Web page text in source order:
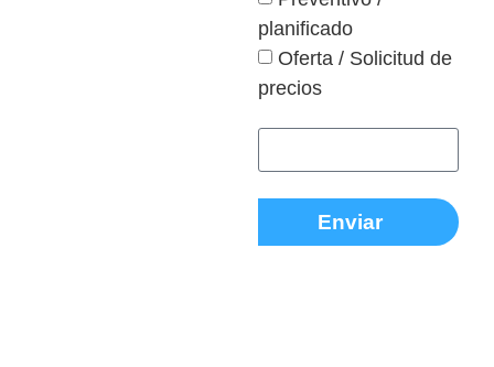
planificado
Oferta / Solicitud de
precios
Enviar